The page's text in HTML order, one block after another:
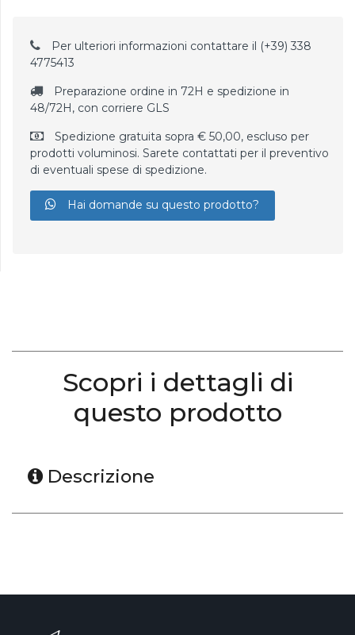
Per ulteriori informazioni contattare il (+39) 338
4775413
Preparazione ordine in 72H e spedizione in
48/72H, con corriere GLS
Spedizione gratuita sopra € 50,00, escluso per
prodotti voluminosi. Sarete contattati per il preventivo
di eventuali spese di spedizione.
Hai domande su questo prodotto?
Scopri i dettagli di
questo prodotto
Descrizione